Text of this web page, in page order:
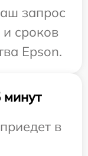
запрос
и сроков
Epson.
в